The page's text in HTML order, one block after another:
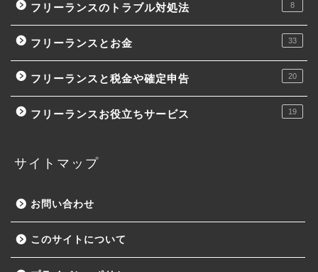
フリーランスのトラブル対処法 8
フリーランスとお金 33
フリーランスと税金や確定申告 20
フリーランスお役立ちサービス 19
サイトマップ
お問い合わせ
このサイトについて